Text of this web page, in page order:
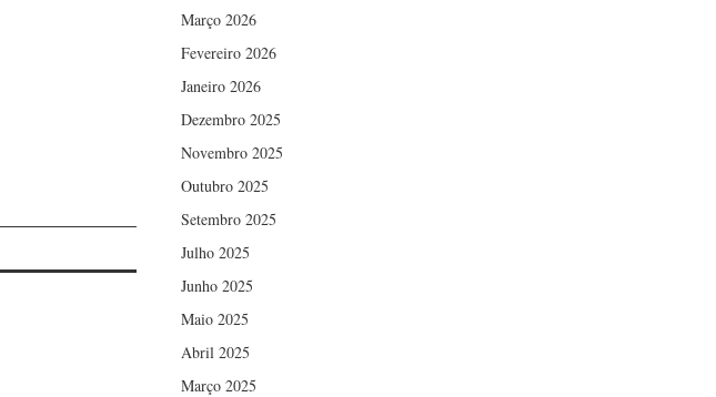
Março 2026
Fevereiro 2026
Janeiro 2026
Dezembro 2025
Novembro 2025
Outubro 2025
Setembro 2025
Julho 2025
Junho 2025
Maio 2025
Abril 2025
Março 2025